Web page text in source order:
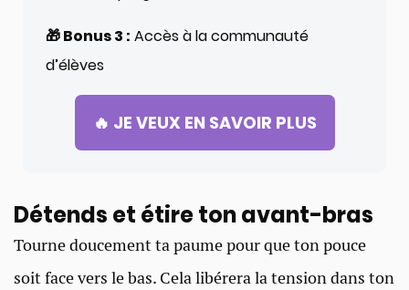
🎁 Bonus 3 : Accès à la communauté
d’élèves
🔥 JE VEUX EN SAVOIR PLUS
Détends et étire ton avant-bras​
Tourne doucement ta paume pour que ton pouce
soit face vers le bas. Cela libérera la tension dans ton